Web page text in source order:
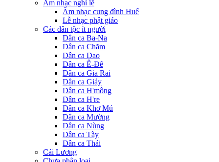
Âm nhạc nghi lễ
Âm nhạc cung đình Huế
Lễ nhạc phật giáo
Các dân tộc ít người
Dân ca Ba-Na
Dân ca Chăm
Dân ca Dao
Dân ca Ê-Đê
Dân ca Gia Rai
Dân ca Giáy
Dân ca H'mông
Dân ca H're
Dân ca Khơ Mú
Dân ca Mường
Dân ca Nùng
Dân ca Tày
Dân ca Thái
Cải Lương